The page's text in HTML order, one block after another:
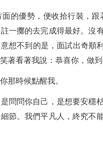
的優勢，便收拾行裝，
一擲的去完成得最好。沒
想不到的是，面試出奇順
著看著我說：恭喜你，做到
那時候點醒我。
問問你自己，是想要安穩
節。我們平凡人，終究不